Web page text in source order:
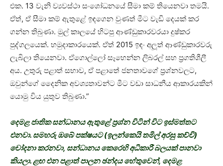
එක. 13 වැනි ව්‍යවස්ථා සංශෝධනයේ සීමා කම් තියෙනවා තමයි.
ඒත්, ඒ සීමා කම් ඇතුළේ ඉඳගෙන වුණත් මීට වැඩි දෙයක් කර
ගන්න තිබුණා. මුල් කාලයේ හිටපු ආණ්ඩුකාරවරයා දුෂ්කර
පුද්ගලයෙක්. හමුදාකාරයෙක්. ඒත් 2015 ඉඳං අලූත් ආණ්ඩුකාරවරු
ලැබිලා තියෙනවා. ඒගොල්ලෝ සෑහෙන්න ලිබරල් සහ ප‍්‍රගතිශීලී
අය. උතුරු පළාත් සභාව, ඒ පළාතේ ජනතාවගේ ප‍්‍රශ්නවලට,
ඔවුන්ගේ දෛනික අවශ්‍යතාවන්ට මීට වඩා සාධනීය ආකාරයකින්
යොමු විය යුතුව තිබුණා.”
දෙමළ ජාතික සන්ධානය ඇතුළේ ප‍්‍රශ්න විටින් විට ඉස්මත්තට
එනවා. සමහරු ඔබේ පක්ෂයට (ඉලන්කෙයි තමිල් අරසු කච්චි)
චෝදනා කරනවා, සන්ධානය කෙරෙහි අධිකාරී බලයක් පානවා
කියලා. ළඟ එන පළාත් පාලන ඡන්දය හේතුවෙන්, දෙමළ